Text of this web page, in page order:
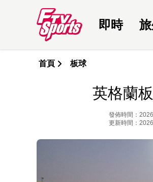
即時
首頁 板球
英格蘭
發佈時間：
更新時間：